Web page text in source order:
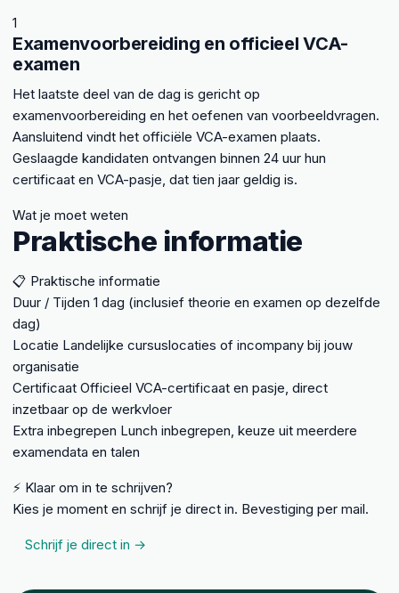
1
Examenvoorbereiding en officieel VCA-
examen
Het laatste deel van de dag is gericht op
examenvoorbereiding en het oefenen van voorbeeldvragen.
Aansluitend vindt het officiële VCA-examen plaats.
Geslaagde kandidaten ontvangen binnen 24 uur hun
certificaat en VCA-pasje, dat tien jaar geldig is.
Wat je moet weten
Praktische informatie
📋 Praktische informatie
Duur / Tijden 1 dag (inclusief theorie en examen op dezelfde
dag)
Locatie Landelijke cursuslocaties of incompany bij jouw
organisatie
Certificaat Officieel VCA-certificaat en pasje, direct
inzetbaar op de werkvloer
Extra inbegrepen Lunch inbegrepen, keuze uit meerdere
examendata en talen
⚡ Klaar om in te schrijven?
Kies je moment en schrijf je direct in. Bevestiging per mail.
Schrijf je direct in →